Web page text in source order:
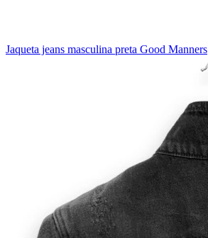
Jaqueta jeans masculina preta Good Manners